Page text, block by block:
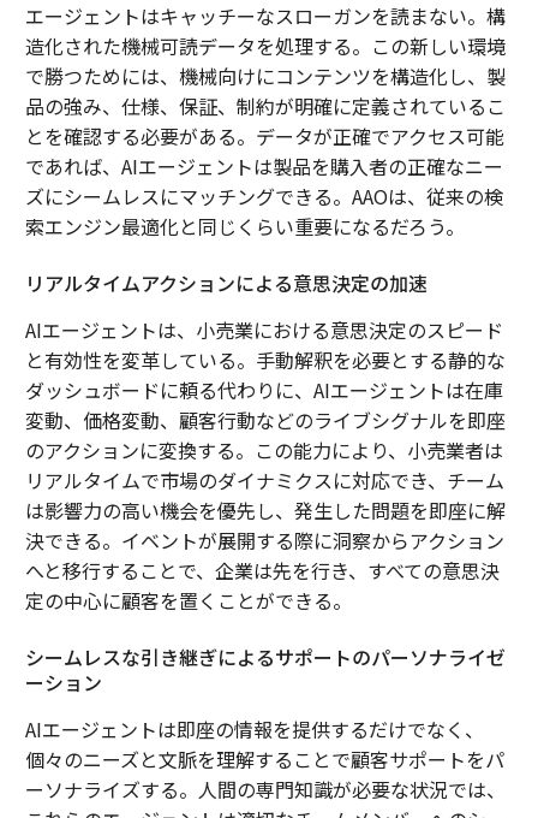
エージェントはキャッチーなスローガンを読まない。構
造化された機械可読データを処理する。この新しい環境
で勝つためには、機械向けにコンテンツを構造化し、製
品の強み、仕様、保証、制約が明確に定義されているこ
とを確認する必要がある。データが正確でアクセス可能
であれば、AIエージェントは製品を購入者の正確なニー
ズにシームレスにマッチングできる。AAOは、従来の検
索エンジン最適化と同じくらい重要になるだろう。
リアルタイムアクションによる意思決定の加速
AIエージェントは、小売業における意思決定のスピード
と有効性を変革している。手動解釈を必要とする静的な
ダッシュボードに頼る代わりに、AIエージェントは在庫
変動、価格変動、顧客行動などのライブシグナルを即座
のアクションに変換する。この能力により、小売業者は
リアルタイムで市場のダイナミクスに対応でき、チーム
は影響力の高い機会を優先し、発生した問題を即座に解
決できる。イベントが展開する際に洞察からアクション
へと移行することで、企業は先を行き、すべての意思決
定の中心に顧客を置くことができる。
シームレスな引き継ぎによるサポートのパーソナライゼ
ーション
AIエージェントは即座の情報を提供するだけでなく、
個々のニーズと文脈を理解することで顧客サポートをパ
ーソナライズする。人間の専門知識が必要な状況では、